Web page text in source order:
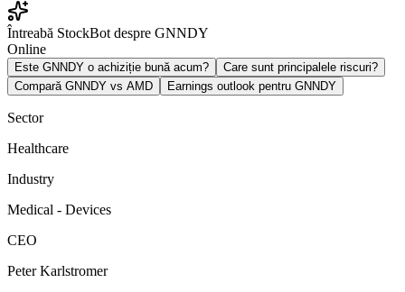
Întreabă StockBot despre GNNDY
Online
Este GNNDY o achiziție bună acum?
Care sunt principalele riscuri?
Compară GNNDY vs AMD
Earnings outlook pentru GNNDY
Sector
Healthcare
Industry
Medical - Devices
CEO
Peter Karlstromer